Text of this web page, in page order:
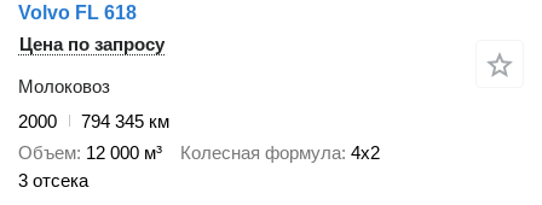
Volvo FL 618
Цена по запросу
Молоковоз
2000
794 345 км
Объем 12 000 м³ Колесная формула 4x2
3 отсека